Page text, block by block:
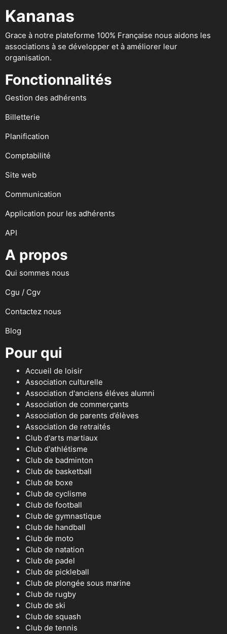
Kananas
Grace à notre plateforme 100% Française nous aidons les
associations à se développer et à améliorer leur
organisation.
Fonctionnalités
Gestion des adhérents
Billetterie
Planification
Comptabilité
Site web
Communication
Application pour les adhérents
API
A propos
Qui sommes nous
Cgu / Cgv
Contactez nous
Blog
Pour qui
Accueil de loisir
Association culturelle
Association d'anciens éléves alumni
Association de commerçants
Association de parents d’élèves
Association de retraités
Club d'arts martiaux
Club d'athlétisme
Club de badminton
Club de basketball
Club de boxe
Club de cyclisme
Club de football
Club de gymnastique
Club de handball
Club de moto
Club de natation
Club de padel
Club de pickleball
Club de plongée sous marine
Club de rugby
Club de ski
Club de squash
Club de tennis